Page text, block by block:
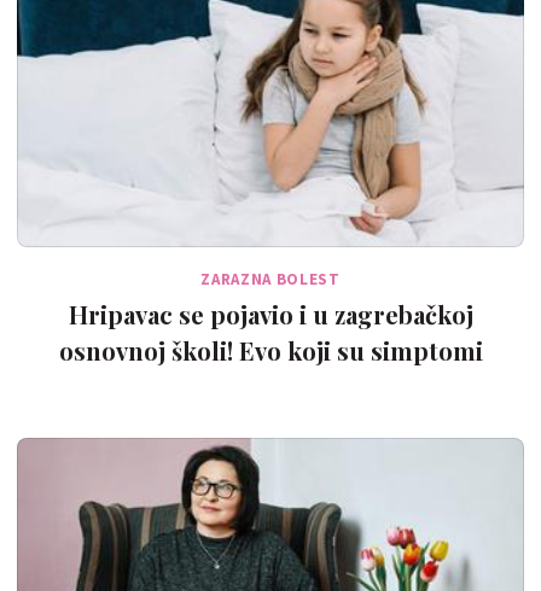
ZARAZNA BOLEST
Hripavac se pojavio i u zagrebačkoj
osnovnoj školi! Evo koji su simptomi